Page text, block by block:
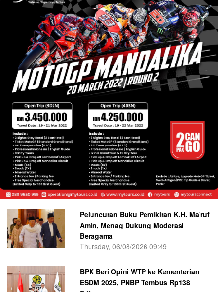
Peluncuran Buku Pemikiran K.H. Ma'ruf
Amin, Menag Dukung Moderasi
Beragama
Thursday, 06/08/2026 09:49
BPK Beri Opini WTP ke Kementerian
ESDM 2025, PNBP Tembus Rp138